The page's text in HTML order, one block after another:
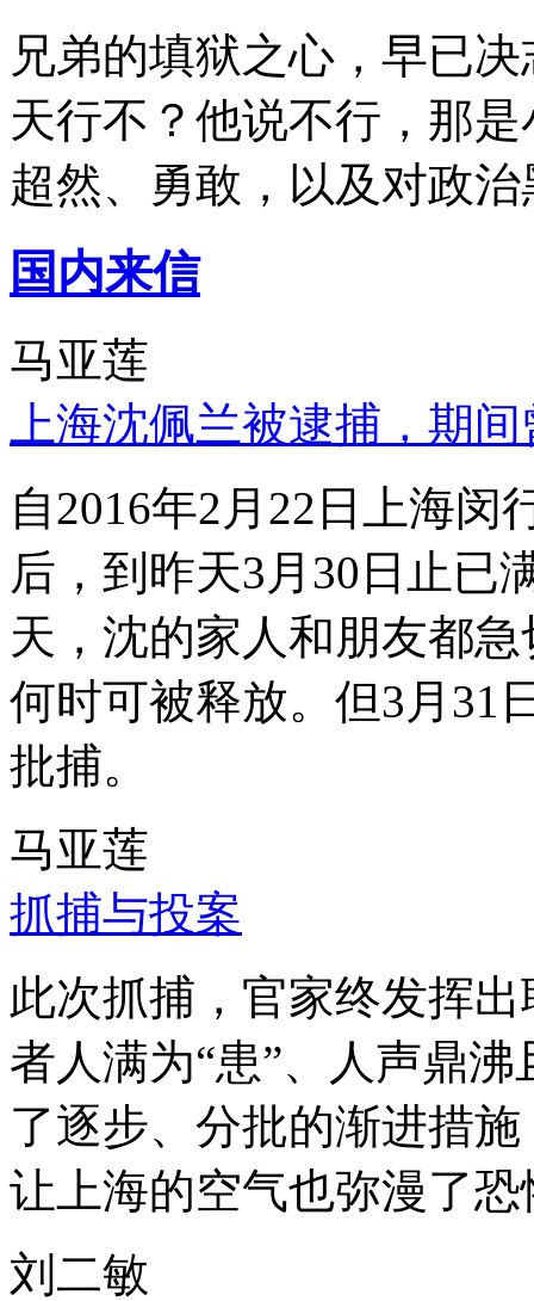
兄弟的填狱之心，早已
天行不？他说不行，那
超然、勇敢，以及对政
国内来信
马亚莲
上海沈佩兰被逮捕，期
自2016年2月22日上海
后，到昨天3月30日止已
天，沈的家人和朋友都
何时可被释放。但3月31
批捕。
马亚莲
抓捕与投案
此次抓捕，官家终发挥
者人满为“患”、人声鼎
了逐步、分批的渐进措
让上海的空气也弥漫了
刘二敏